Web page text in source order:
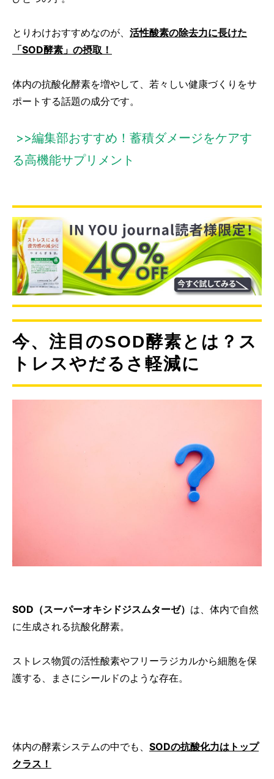
とりわけおすすめなのが、 活性酸素の除去力に長けた
「SOD酵素」の摂取！
体内の抗酸化酵素を増やして、若々しい健康づくりをサ
ポートする話題の成分です。
>>編集部おすすめ！蓄積ダメージをケアす
る高機能サプリメント
今、注目のSOD酵素とは？ ス
トレスやだるさ軽減に
SOD（スーパーオキシドジスムターゼ） は、体内で自然
に生成される抗酸化酵素。
ストレス物質の活性酸素やフリーラジカルから細胞を保
護する、まさにシールドのような存在。
体内の酵素システムの中でも、 SODの抗酸化力はトップ
クラス！